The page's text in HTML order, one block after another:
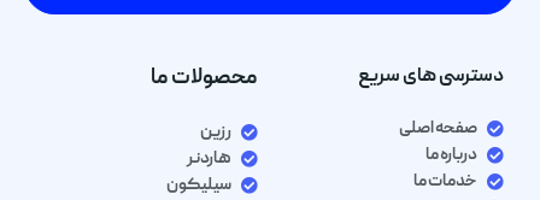
دسترسی های سریع
صفحه اصلی
درباره ما
خدمات ما
محصولات ما
رزین
هاردنر
سیلیکون